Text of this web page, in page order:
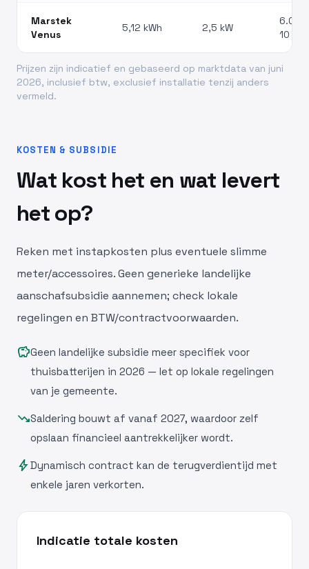
Marstek
Venus
5,12 kWh 2,5 kW
6.000
10 jr
Prijzen zijn indicatief en gebaseerd op marktdata van juni
2026, inclusief btw, exclusief installatie tenzij anders
vermeld.
KOSTEN & SUBSIDIE
Wat kost het en wat levert
het op?
Reken met instapkosten plus eventuele slimme
meter/accessoires. Geen generieke landelijke
aanschafsubsidie aannemen; check lokale
regelingen en BTW/contractvoorwaarden.
savingsGeen landelijke subsidie meer specifiek voor
thuisbatterijen in 2026 — let op lokale regelingen
van je gemeente.
trending_downSaldering bouwt af vanaf 2027, waardoor zelf
opslaan financieel aantrekkelijker wordt.
boltDynamisch contract kan de terugverdientijd met
enkele jaren verkorten.
Indicatie totale kosten